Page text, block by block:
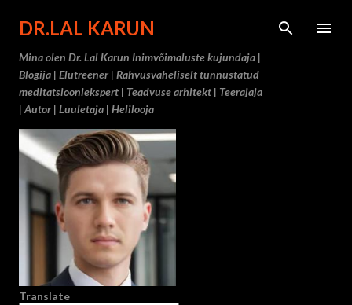
DR.LAL KARUN
Mina olen Dr. Lal Karun Inimvõimaluste kujundaja |
Blogija | Elutreener | Rahvusvaheliselt tunnustatud
meditatsiooniekspert | Teadvuse arhitekt | Teerajaja
| Autor | Luuletaja | Helilooja
Translate